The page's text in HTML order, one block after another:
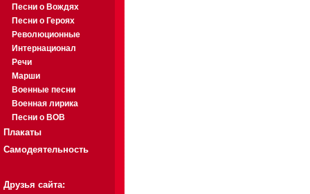
Песни о Вождях
Песни о Героях
Революционные
Интернационал
Речи
Марши
Военные песни
Военная лирика
Песни о ВОВ
Плакаты
Самодеятельность
Друзья сайта: